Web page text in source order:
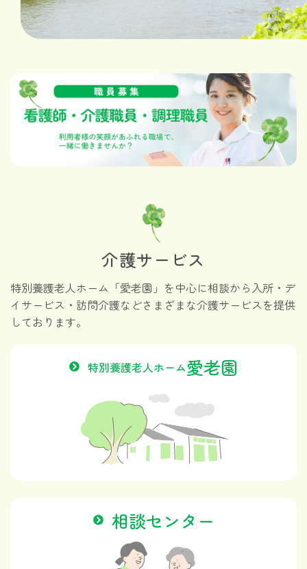
介護サービス
特別養護老人ホーム「愛老園」を中心に相談から入所・デ
イサービス・訪問介護などさまざまな介護サービスを提供
しております。
特別養護老人ホーム愛老園
相談センター